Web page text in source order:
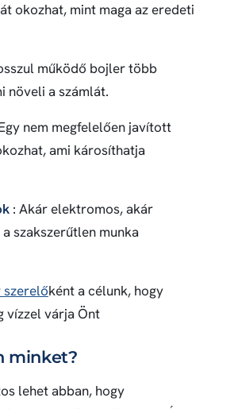
okozhat, mint maga az eredeti
működő bojler több
növeli a számlát.
nem megfelelően javított
ami károsíthatja
: Akár elektromos, akár
szakszerűtlen munka
ként a célunk, hogy
vízzel várja Önt
minket?
lehet abban, hogy